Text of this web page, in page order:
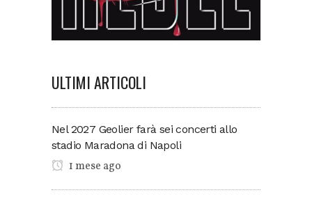
ULTIMI ARTICOLI
Nel 2027 Geolier farà sei concerti allo
stadio Maradona di Napoli
1 mese ago